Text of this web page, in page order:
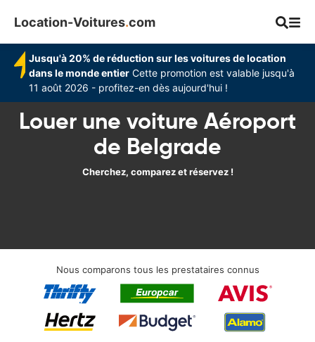
Location-Voitures.com
Jusqu'à 20% de réduction sur les voitures de location
dans le monde entier Cette promotion est valable jusqu'à
11 août 2026 - profitez-en dès aujourd'hui !
Louer une voiture Aéroport
de Belgrade
Cherchez, comparez et réservez !
Nous comparons tous les prestataires connus